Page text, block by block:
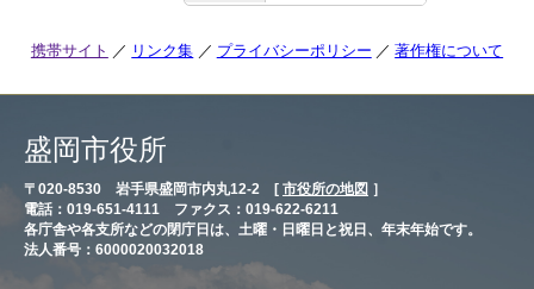
携帯サイト リンク集 プライバシーポリシー 著作権について
盛岡市役所
〒020-8530 岩手県盛岡市内丸12-2 [ 市役所の地図 ］
電話：019-651-4111 ファクス：019-622-6211
各庁舎や各支所などの閉庁日は、土曜・日曜日と祝日、年末年始です。
法人番号：6000020032018